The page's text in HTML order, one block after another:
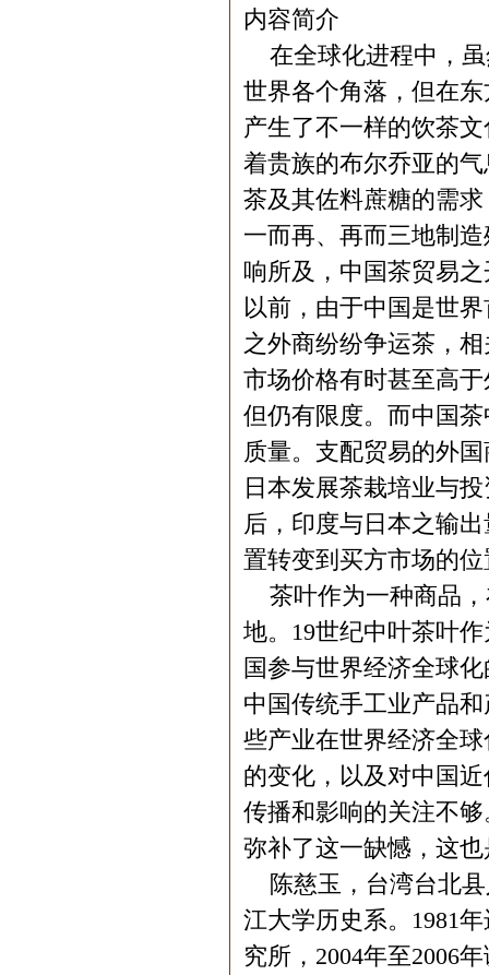
内容简介
在全球化进程中，虽
世界各个角落，但在
产生了不一样的饮茶
着贵族的布尔乔亚的
茶及其佐料蔗糖的需
一而再、再而三地制
响所及，中国茶贸易
以前，由于中国是世
之外商纷纷争运茶，
市场价格有时甚至高
但仍有限度。而中国
质量。支配贸易的外
日本发展茶栽培业与
后，印度与日本之输
置转变到买方市场的
茶叶作为一种商品，
地。19世纪中叶茶叶
国参与世界经济全球
中国传统手工业产品
些产业在世界经济全
的变化，以及对中国
传播和影响的关注不
弥补了这一缺憾，这
陈慈玉，台湾台北县
江大学历史系。1981
究所，2004年至2006